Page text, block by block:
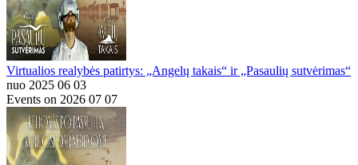
Virtualios realybės patirtys: „Angelų takais“ ir „Pasaulių sutvėrimas“
nuo 2025 06 03
Events on 2026 07 07